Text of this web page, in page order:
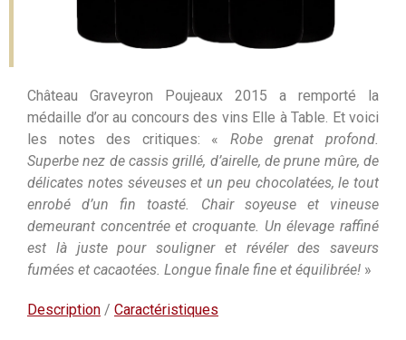
Château Graveyron Poujeaux 2015 a remporté la
médaille d’or au concours des vins Elle à Table. Et voici
les notes des critiques: « Robe grenat profond.
Superbe nez de cassis grillé, d’airelle, de prune mûre, de
délicates notes séveuses et un peu chocolatées, le tout
enrobé d’un fin toasté. Chair soyeuse et vineuse
demeurant concentrée et croquante. Un élevage raffiné
est là juste pour souligner et révéler des saveurs
fumées et cacaotées. Longue finale fine et équilibrée! »
Description / Caractéristiques